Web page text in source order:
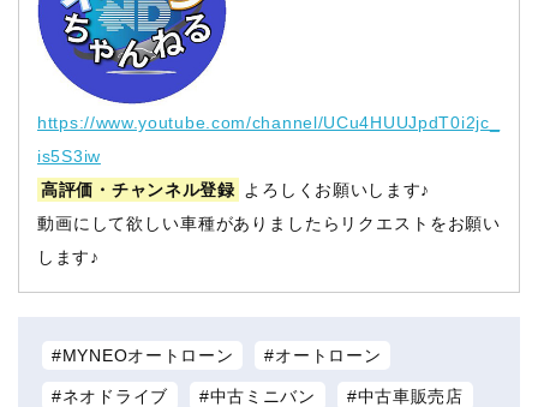
https://www.youtube.com/channel/UCu4HUUJpdT0i2jc_
is5S3iw
高評価・チャンネル登録
よろしくお願いします♪
動画にして欲しい車種がありましたらリクエストをお願い
します♪
MYNEOオートローン オートローン
ネオドライブ 中古ミニバン 中古車販売店